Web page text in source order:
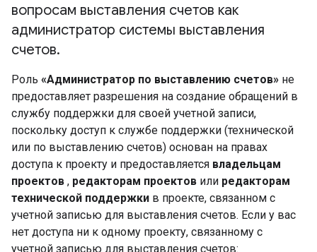
вопросам выставления счетов как
администратор системы выставления
счетов.
Роль «Администратор по выставлению счетов» не
предоставляет разрешения на создание обращений в
службу поддержки для своей учетной записи,
поскольку доступ к службе поддержки (технической
или по выставлению счетов) основан на правах
доступа к проекту и предоставляется владельцам
проектов , редакторам проектов или редакторам
технической поддержки в проекте, связанном с
учетной записью для выставления счетов. Если у вас
нет доступа ни к одному проекту, связанному с
учетной записью для выставления счетов: